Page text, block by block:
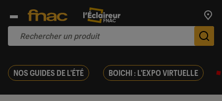
NOS GUIDES DE L'ÉTÉ BOICHI : L'EXPO VIRTUELLE